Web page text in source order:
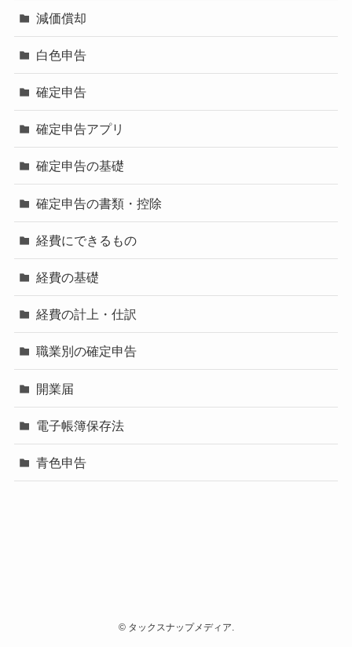
減価償却
白色申告
確定申告
確定申告アプリ
確定申告の基礎
確定申告の書類・控除
経費にできるもの
経費の基礎
経費の計上・仕訳
職業別の確定申告
開業届
電子帳簿保存法
青色申告
©タックスナップメディア.